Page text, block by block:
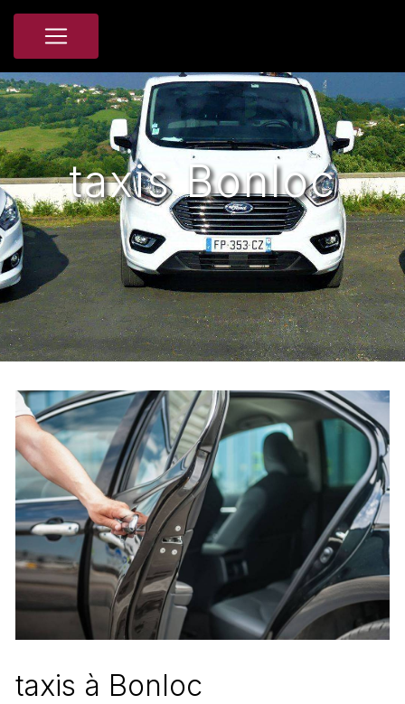
taxis Bonloc
taxis à Bonloc
Panneau de gestion des cookies